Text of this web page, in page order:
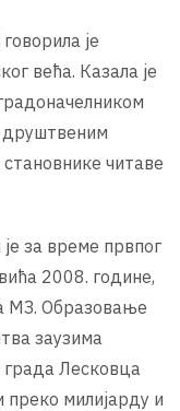
је
већа. Казала је
друштвеним
читаве
за време првпог
2008. године,
МЗ. Образовање
заузима
града Лесковца
преко милијарду и